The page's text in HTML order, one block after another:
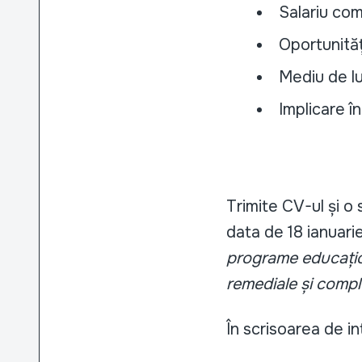
Salariu
Mediu de
Implicare
Trimite CV-ul și o
data de 18
programe
remediale și
În scrisoarea de